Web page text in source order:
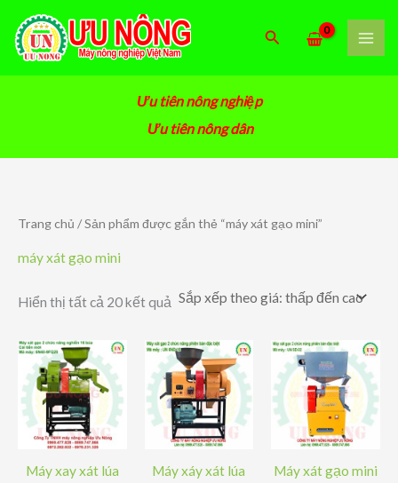
tới
nội
dung
Tìm
Ưu tiên nông nghiệp
Ưu tiên nông dân
Trang chủ / Sản phẩm được gắn thẻ “máy xát gạo mini”
máy xát gạo mini
Hiển thị tất cả 20 kết quả Đã
theo
giá:
thấp
đến
cao
Máy xay xát lúa
Máy xáy xát lúa
Máy xát gạo mini